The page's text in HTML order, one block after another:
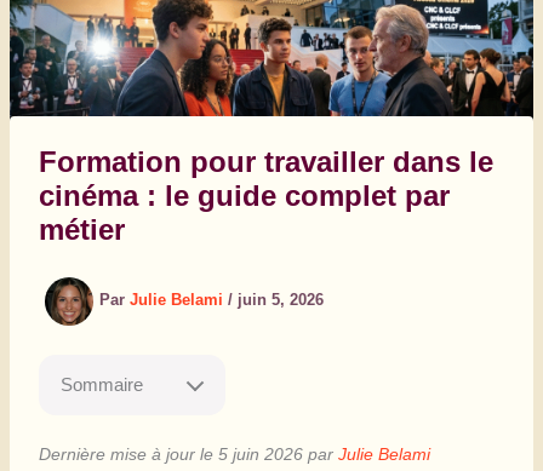
Formation pour travailler dans le
cinéma : le guide complet par
métier
Par Julie Belami / juin 5, 2026
Sommaire
Dernière mise à jour le 5 juin 2026 par Julie Belami